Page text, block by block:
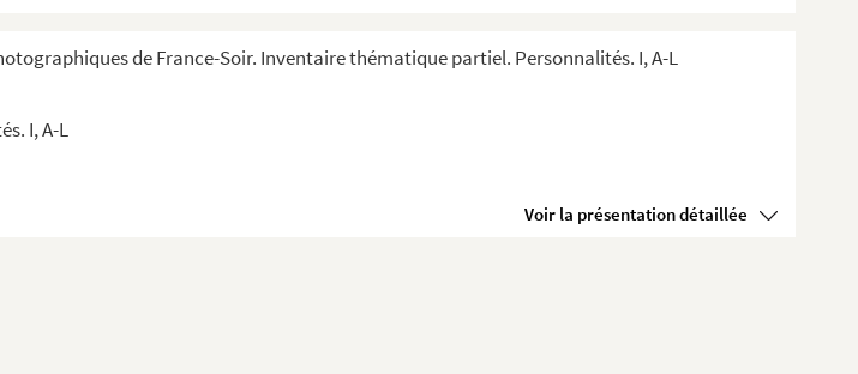
de France-Soir. Inventaire thématique partiel. Personnalités. I, A-L
I, A-L
Voir la présentation détaillée